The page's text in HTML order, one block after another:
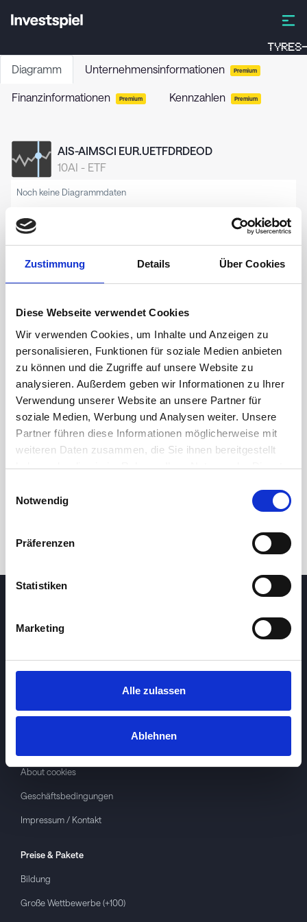
Zustimmung Details Über Cookies
Diese Webseite verwendet Cookies
Wir verwenden Cookies, um Inhalte und Anzeigen zu
personalisieren, Funktionen für soziale Medien anbieten
zu können und die Zugriffe auf unsere Website zu
analysieren. Außerdem geben wir Informationen zu Ihrer
Verwendung unserer Website an unsere Partner für
soziale Medien, Werbung und Analysen weiter. Unsere
Partner führen diese Informationen möglicherweise mit
weiteren Daten zusammen, die Sie ihnen bereitgestellt
haben oder die sie im Rahmen Ihrer Nutzung der Dienste
Notwendig
Präferenzen
Statistiken
Marketing
Alle zulassen
Ablehnen
TYRES-
Diagramm Unternehmensinformationen Premium
Finanzinformationen Premium Kennzahlen Premium
AIS-AIMSCI EUR.UETFDRDEOD
10AI - ETF
Noch keine Diagrammdaten
24 Std. 1M 3M 1J 5J
About cookies
Geschäftsbedingungen
Impressum / Kontakt
Preise & Pakete
Bildung
Große Wettbewerbe (+100)